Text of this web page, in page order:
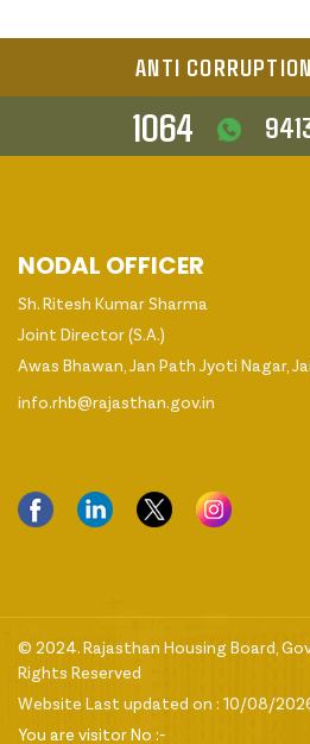
ANTI
1064
NODAL OFFICER
Sh. Ritesh Kumar Sharma
Joint Director (S.A.)
Awas Bhawan, Jan Path Jyoti Nagar,
info.rhb@rajasthan.gov.in
© 2024. Rajasthan Housing Board,
Rights Reserved
Website Last updated on : 10/08/
You are visitor No :-